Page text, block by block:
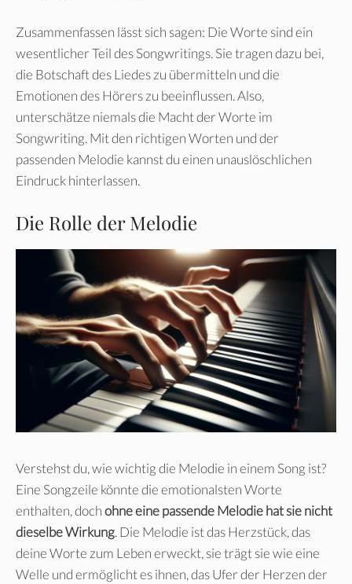
Zusammenfassen lässt sich sagen: Die Worte sind ein
wesentlicher Teil des Songwritings. Sie tragen dazu bei,
die Botschaft des Liedes zu übermitteln und die
Emotionen des Hörers zu beeinflussen. Also,
unterschätze niemals die Macht der Worte im
Songwriting. Mit den richtigen Worten und der
passenden Melodie kannst du einen unauslöschlichen
Eindruck hinterlassen.
Die Rolle der Melodie
Verstehst du, wie wichtig die Melodie in einem Song ist?
Eine Songzeile könnte die emotionalsten Worte
enthalten, dochohne eine passende Melodie hat sie nicht
dieselbe Wirkung. Die Melodie ist das Herzstück, das
deine Worte zum Leben erweckt, sie trägt sie wie eine
Welle und ermöglicht es ihnen, das Ufer der Herzen der